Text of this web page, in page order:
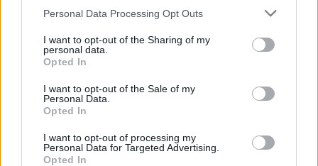
Please note that this website/app uses one or more Google
not limited to your visit or usage behaviour. You may click to
grant or deny consent to Google and its third-party tags to
use your data for below specified purposes in below Google
consent section.
Personal Data Processing Opt Outs
I want to opt-out of the Sharing of my
personal data.
Opted In
I want to opt-out of the Sale of my
Personal Data.
Opted In
I want to opt-out of processing my
Personal Data for Targeted Advertising.
Opted In
Cotización actual de Bitcoin y principales altcoins en 2026
CRIPTOMONEDAS